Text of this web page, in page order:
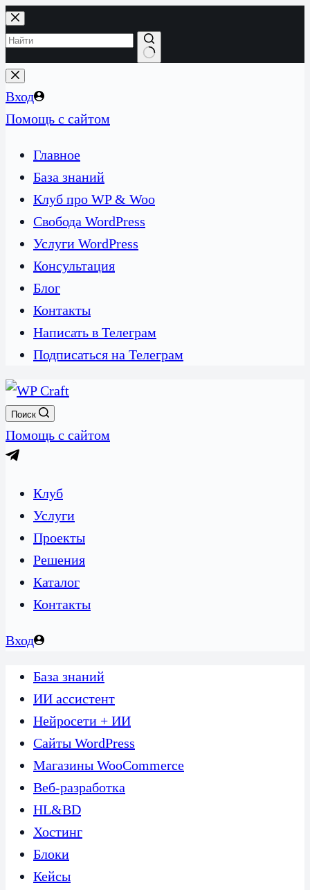
Перейти
к
сути
Ничего
не
найдено
Вход
Помощь с сайтом
Главное
База знаний
Клуб про WP & Woo
Свобода WordPress
Услуги WordPress
Консультация
Блог
Контакты
Написать в Телеграм
Подписаться на Телеграм
Поиск
Помощь с сайтом
Клуб
Услуги
Проекты
Решения
Каталог
Контакты
Вход
База знаний
ИИ ассистент
Нейросети + ИИ
Сайты WordPress
Магазины WooCommerce
Веб-разработка
HL&BD
Хостинг
Блоки
Кейсы